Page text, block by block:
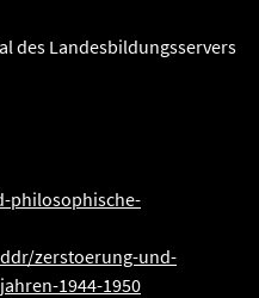
des Landesbildungsservers
philosophische-
zerstoerung-und-
1944-1950